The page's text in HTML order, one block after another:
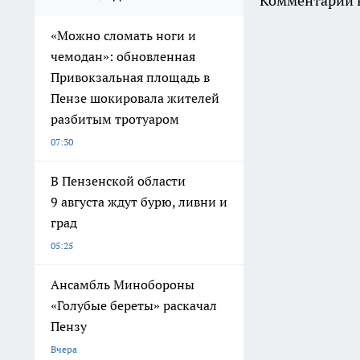
«Можно сломать ноги и
чемодан»: обновленная
Привокзальная площадь в
Пензе шокировала жителей
разбитым тротуаром
07:30
В Пензенской области
9 августа ждут бурю, ливни и
град
05:25
Ансамбль Минобороны
«Голубые береты» раскачал
Пензу
Вчера